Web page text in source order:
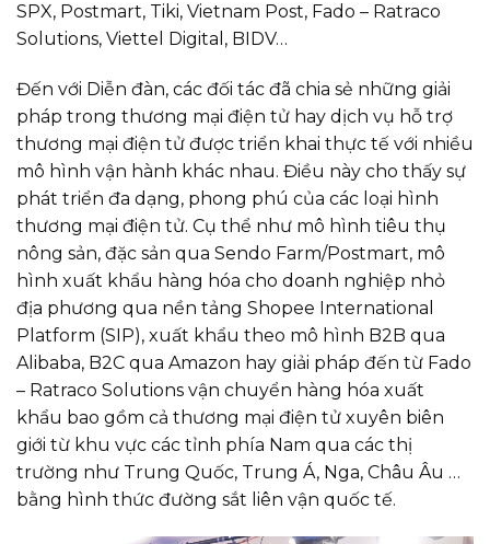
SPX, Postmart, Tiki, Vietnam Post, Fado – Ratraco
Solutions, Viettel Digital, BIDV…
Đến với Diễn đàn, các đối tác đã chia sẻ những giải
pháp trong thương mại điện tử hay dịch vụ hỗ trợ
thương mại điện tử được triển khai thực tế với nhiều
mô hình vận hành khác nhau. Điều này cho thấy sự
phát triển đa dạng, phong phú của các loại hình
thương mại điện tử. Cụ thể như mô hình tiêu thụ
nông sản, đặc sản qua Sendo Farm/Postmart, mô
hình xuất khẩu hàng hóa cho doanh nghiệp nhỏ
địa phương qua nền tảng Shopee International
Platform (SIP), xuất khẩu theo mô hình B2B qua
Alibaba, B2C qua Amazon hay giải pháp đến từ Fado
– Ratraco Solutions vận chuyển hàng hóa xuất
khẩu bao gồm cả thương mại điện tử xuyên biên
giới từ khu vực các tỉnh phía Nam qua các thị
trường như Trung Quốc, Trung Á, Nga, Châu Âu …
bằng hình thức đường sắt liên vận quốc tế.